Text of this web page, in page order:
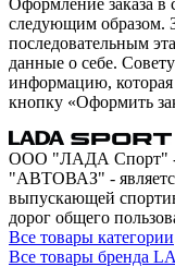
следующим образом.
последовательным
данные о себе.
информацию,
кнопку «Оформить
ООО "ЛАДА Спорт" -
"АВТОВАЗ" -
выпускающей
дорог общего
Все товары категории
Все товары бренда